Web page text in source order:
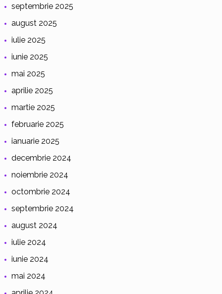
septembrie 2025
august 2025
iulie 2025
iunie 2025
mai 2025
aprilie 2025
martie 2025
februarie 2025
ianuarie 2025
decembrie 2024
noiembrie 2024
octombrie 2024
septembrie 2024
august 2024
iulie 2024
iunie 2024
mai 2024